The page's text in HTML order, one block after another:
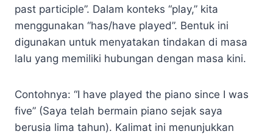
past participle”. Dalam konteks “play,” kita
menggunakan “has/have played”. Bentuk ini
digunakan untuk menyatakan tindakan di masa
lalu yang memiliki hubungan dengan masa kini.
Contohnya: “I have played the piano since I was
five” (Saya telah bermain piano sejak saya
berusia lima tahun). Kalimat ini menunjukkan